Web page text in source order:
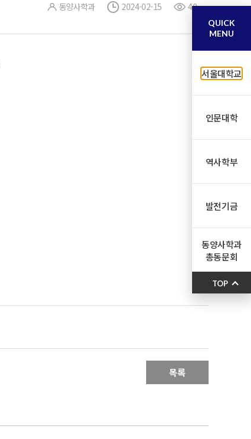
동양사학과 2024-02-15 40
목록
QUICK
MENU
서울대학교
인문대학
역사학부
발전기금
동양사학과
총동문회
TOP